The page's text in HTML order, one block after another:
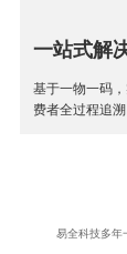
一站式解
基于一物一码
费者全过程追
易全科技多年